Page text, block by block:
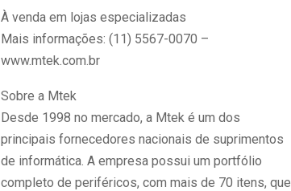
À venda em lojas especializadas
Mais informações: (11) 5567-0070 –
www.mtek.com.br
Sobre a Mtek
Desde 1998 no mercado, a Mtek é um dos
principais fornecedores nacionais de suprimentos
de informática. A empresa possui um portfólio
completo de periféricos, com mais de 70 itens, que